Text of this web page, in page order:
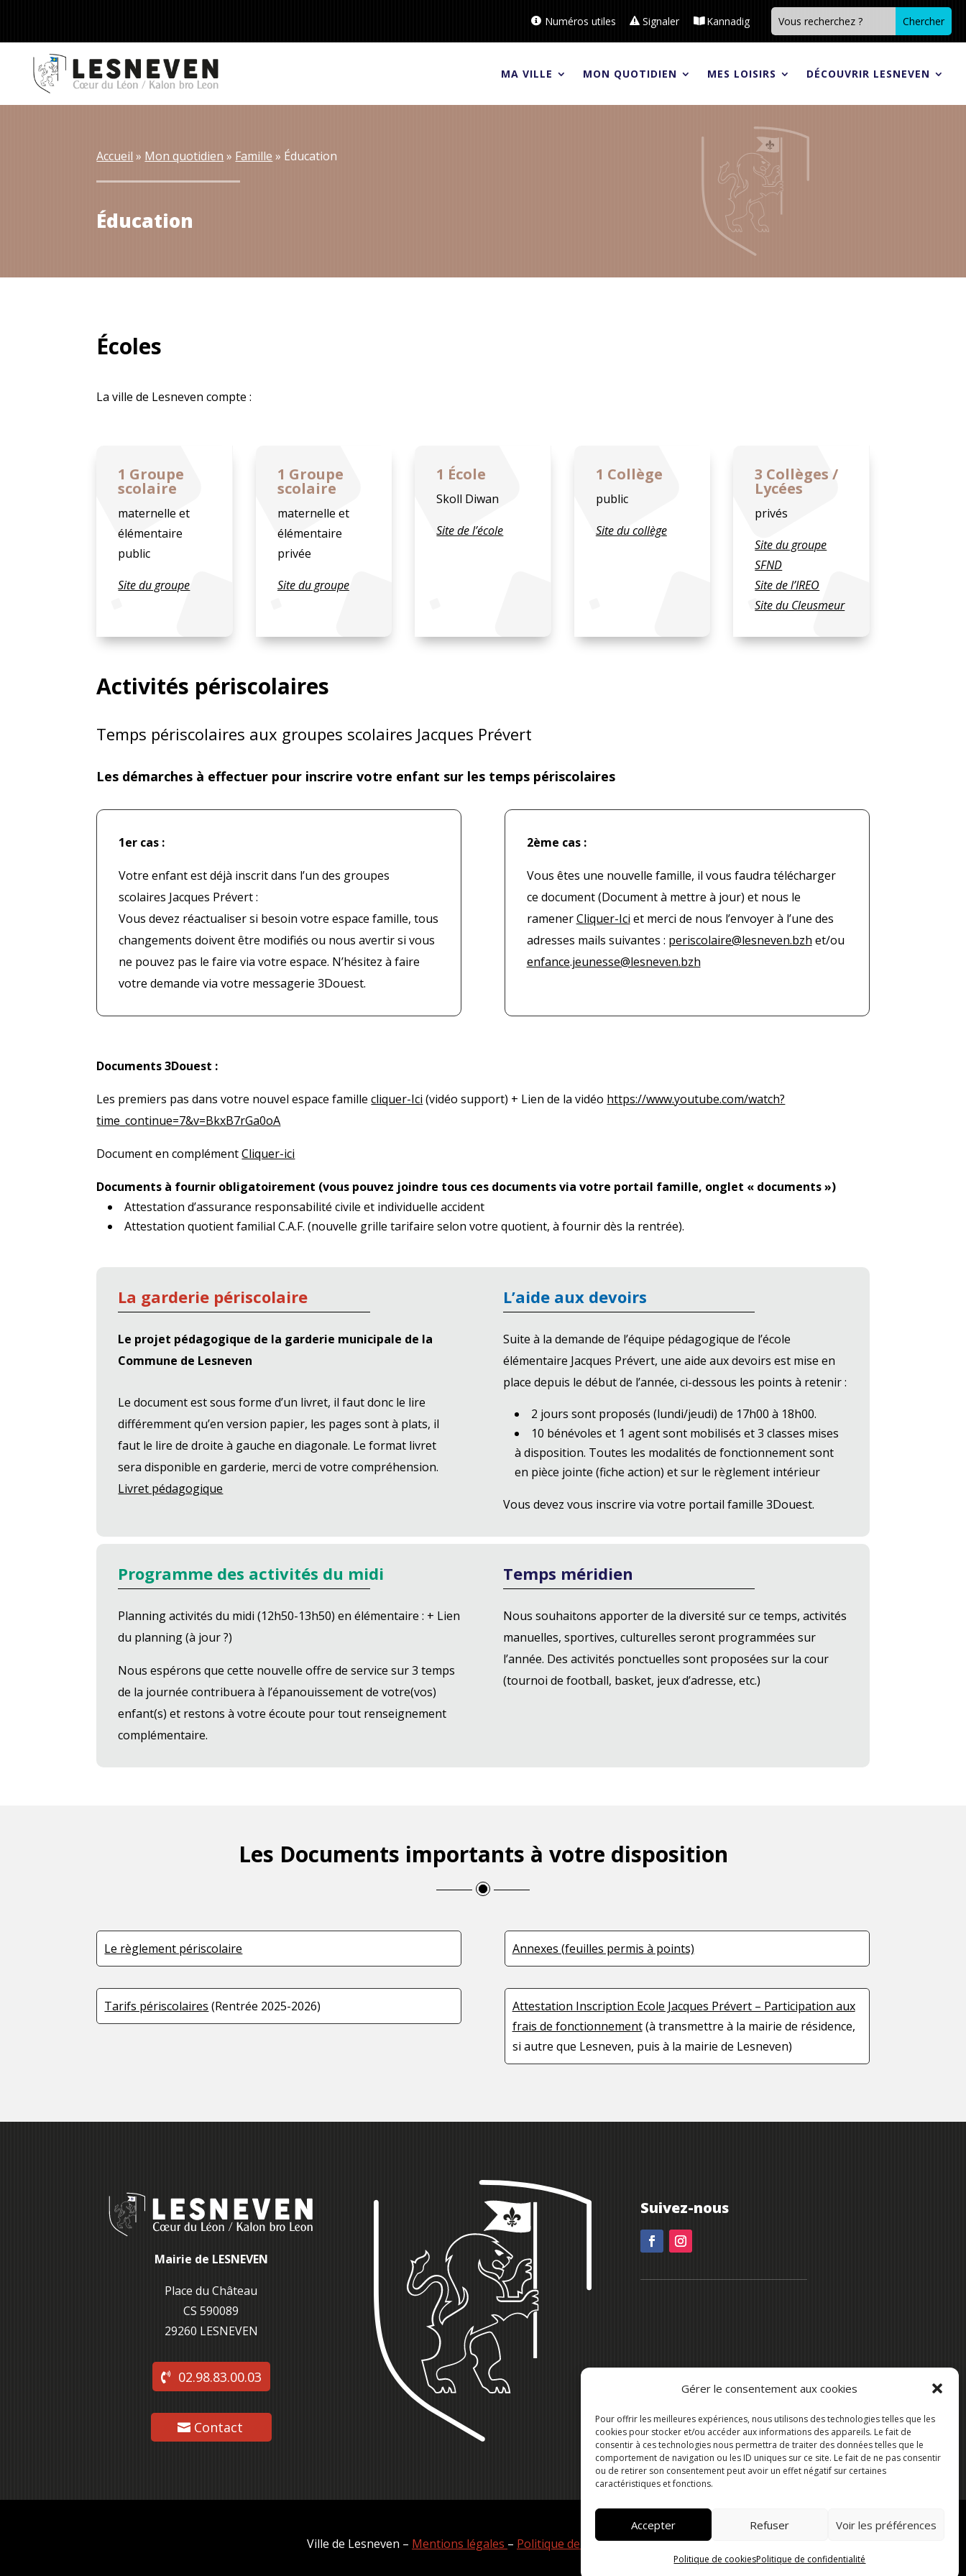
Gérer le consentement aux cookies
Pour offrir les meilleures expériences, nous utilisons des technologies telles que les
cookies pour stocker et/ou accéder aux informations des appareils. Le fait de
consentir à ces technologies nous permettra de traiter des données telles que le
comportement de navigation ou les ID uniques sur ce site. Le fait de ne pas consentir
ou de retirer son consentement peut avoir un effet négatif sur certaines
caractéristiques et fonctions.
Accepter Refuser Voir les préférences
Politique de cookiesPolitique de confidentialité
Numéros utiles Signaler Kannadig
MA VILLE MON QUOTIDIEN MES LOISIRS DÉCOUVRIR LESNEVEN
Accueil » Mon quotidien » Famille » Éducation
Éducation
Écoles
La ville de Lesneven compte :
1 Groupe
scolaire
maternelle et
élémentaire
public
Site du groupe
1 Groupe
scolaire
maternelle et
élémentaire
privée
Site du groupe
1 École
Skoll Diwan
Site de l’école
1 Collège
public
Site du collège
3 Collèges /
Lycées
privés
Site du groupe
SFND
Site de l’IREO
Site du Cleusmeur
Activités périscolaires
Temps périscolaires aux groupes scolaires Jacques Prévert
Les démarches à effectuer pour inscrire votre enfant sur les temps périscolaires
1er cas :
Votre enfant est déjà inscrit dans l’un des groupes
scolaires Jacques Prévert :
Vous devez réactualiser si besoin votre espace famille, tous
changements doivent être modifiés ou nous avertir si vous
ne pouvez pas le faire via votre espace. N’hésitez à faire
votre demande via votre messagerie 3Douest.
2ème cas :
Vous êtes une nouvelle famille, il vous faudra télécharger
ce document (Document à mettre à jour) et nous le
ramenerCliquer-Ici et merci de nous l’envoyer à l’une des
adresses mails suivantes : periscolaire@lesneven.bzh et/ou
enfance.jeunesse@lesneven.bzh
Documents 3Douest :
Les premiers pas dans votre nouvel espace famillecliquer-Ici (vidéo support) + Lien de la vidéo https://www.youtube.com/watch?
time_continue=7&v=BkxB7rGa0oA
Document en complémentCliquer-ici
Documents à fournir obligatoirement (vous pouvez joindre tous ces documents via votre portail famille, onglet « documents »)
Attestation d’assurance responsabilité civile et individuelle accident
Attestation quotient familial C.A.F. (nouvelle grille tarifaire selon votre quotient, à fournir dès la rentrée).
La garderie périscolaire
Le projet pédagogique de la garderie municipale de la
Commune de Lesneven
Le document est sous forme d’un livret, il faut donc le lire
différemment qu’en version papier, les pages sont à plats, il
faut le lire de droite à gauche en diagonale. Le format livret
sera disponible en garderie, merci de votre compréhension.
Livret pédagogique
L’aide aux devoirs
Suite à la demande de l’équipe pédagogique de l’école
élémentaire Jacques Prévert, une aide aux devoirs est mise en
place depuis le début de l’année, ci-dessous les points à retenir :
2 jours sont proposés (lundi/jeudi) de 17h00 à 18h00.
10 bénévoles et 1 agent sont mobilisés et 3 classes mises
à disposition. Toutes les modalités de fonctionnement sont
en pièce jointe (fiche action) et sur le règlement intérieur
Vous devez vous inscrire via votre portail famille 3Douest.
Programme des activités du midi
Planning activités du midi (12h50-13h50) en élémentaire : + Lien
du planning (à jour ?)
Nous espérons que cette nouvelle offre de service sur 3 temps
de la journée contribuera à l’épanouissement de votre(vos)
enfant(s) et restons à votre écoute pour tout renseignement
complémentaire.
Temps méridien
Nous souhaitons apporter de la diversité sur ce temps, activités
manuelles, sportives, culturelles seront programmées sur
l’année. Des activités ponctuelles sont proposées sur la cour
(tournoi de football, basket, jeux d’adresse, etc.)
Les Documents importants à votre disposition
Le règlement périscolaire
Tarifs périscolaires (Rentrée 2025-2026)
Annexes (feuilles permis à points)
Attestation Inscription Ecole Jacques Prévert – Participation aux
frais de fonctionnement(à transmettre à la mairie de résidence,
si autre que Lesneven, puis à la mairie de Lesneven)
Mairie de LESNEVEN
Place du Château
CS 590089
29260 LESNEVEN
02.98.83.00.03
Contact
Suivez-nous
Ville de Lesneven – Mentions légales – Politique de confidentialité